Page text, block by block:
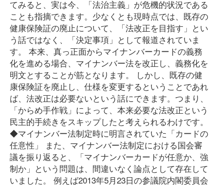
てみると、実は今、「法治主義」が危機的状況である
ことも指摘できます。少なくとも現時点では、既存の
健康保険証の廃止について、「法改正を目指す」とい
う話ではなく、「決定事項」として報道されていま
す。 本来、真っ正面からマイナンバーカードの義務
化を進める場合、マイナンバー法を改正し、義務化を
明文とすることが筋となります。 しかし、既存の健
康保険証を廃止し、仕様を変更するということであれ
ば、法改正は必要ないという話にできます。つまり、
「からめ手作戦」によって、本来必要な法改正という
民主的手続きをスキップしたと考えられるわけです。
◆マイナンバー法制定時に明言されていた「カードの
任意性」 また、マイナンバー法制定における国会審
議を振り返ると、「マイナンバーカードが任意か、強
制か」という問題は、間違いなく論点として存在して
いました。 例えば2013年5月23日の参議院内閣委員会